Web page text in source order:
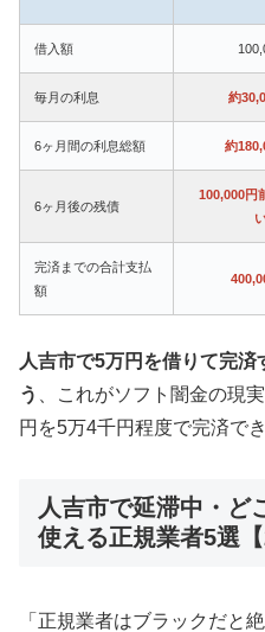
借入額
毎月の利息 約
6ヶ月間の利息総額 約
6ヶ月後の残債
100,000円
完済までの合計支払
額
人吉市で5万円を借りて完
う
、これがソフト闇金の現
円を5万4千円程度で完済でき
人吉市で延滞中・ど
使える正規業者5選【
「正規業者はブラックだと